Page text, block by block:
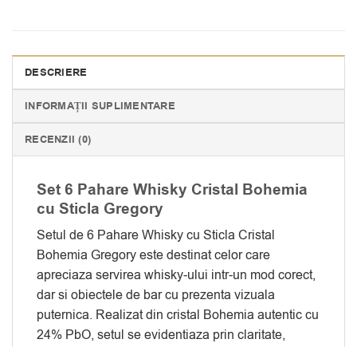
DESCRIERE
INFORMAȚII SUPLIMENTARE
RECENZII (0)
Set 6 Pahare Whisky Cristal Bohemia
cu Sticla Gregory
Setul de 6 Pahare Whisky cu Sticla Cristal
Bohemia Gregory este destinat celor care
apreciaza servirea whisky-ului intr-un mod corect,
dar si obiectele de bar cu prezenta vizuala
puternica. Realizat din cristal Bohemia autentic cu
24% PbO, setul se evidentiaza prin claritate,